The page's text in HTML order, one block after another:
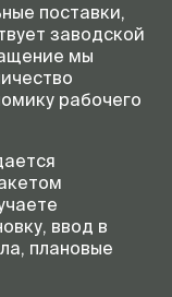
поставки,
заводской
мы
рабочего
ввод в
плановые